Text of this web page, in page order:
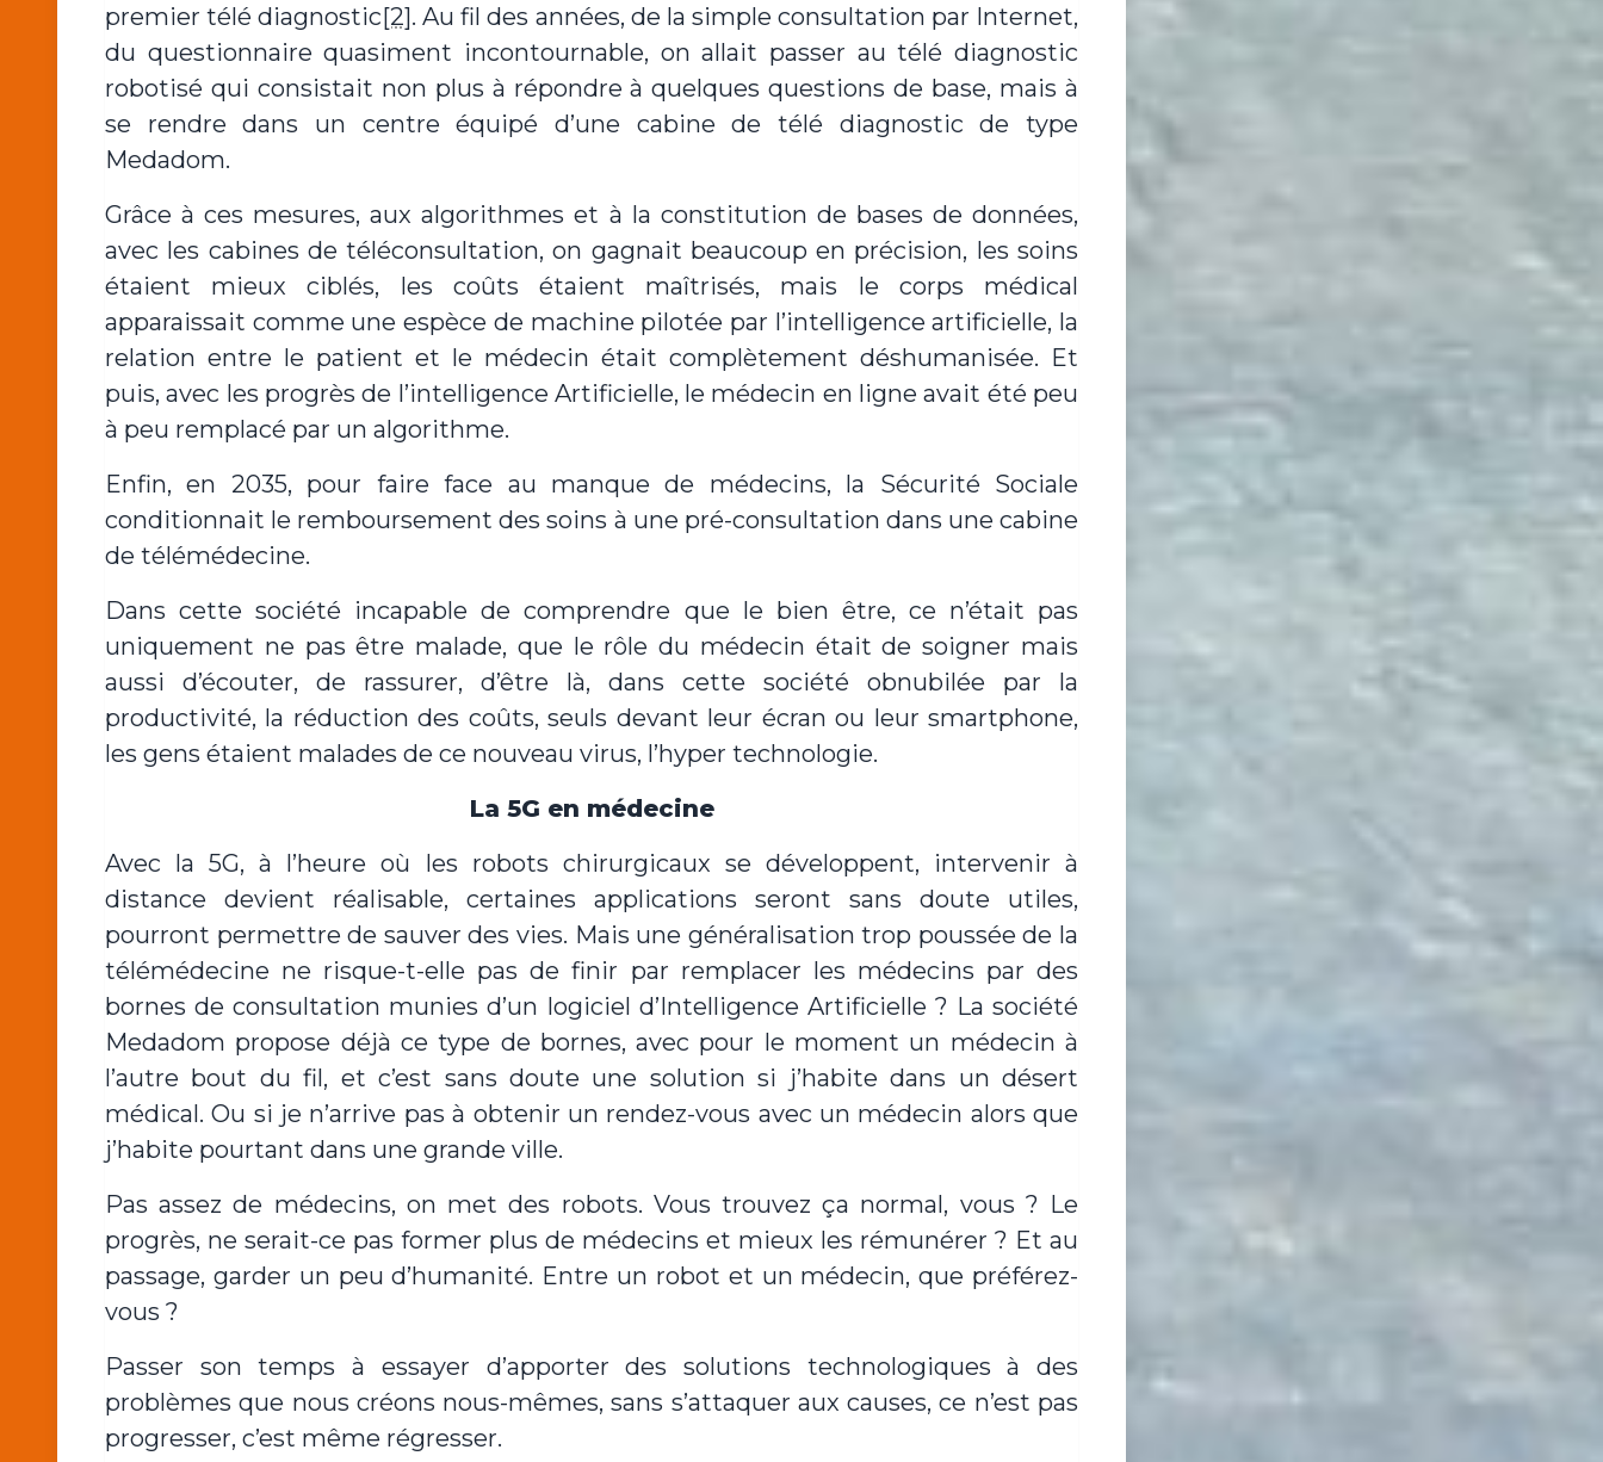
premier télé diagnostic[2]. Au fil des années, de la simple consultation par Internet,
du questionnaire quasiment incontournable, on allait passer au télé diagnostic
robotisé qui consistait non plus à répondre à quelques questions de base, mais à
se rendre dans un centre équipé d’une cabine de télé diagnostic de type
Medadom.
Grâce à ces mesures, aux algorithmes et à la constitution de bases de données,
avec les cabines de téléconsultation, on gagnait beaucoup en précision, les soins
étaient mieux ciblés, les coûts étaient maîtrisés, mais le corps médical
apparaissait comme une espèce de machine pilotée par l’intelligence artificielle, la
relation entre le patient et le médecin était complètement déshumanisée. Et
puis, avec les progrès de l’intelligence Artificielle, le médecin en ligne avait été peu
à peu remplacé par un algorithme.
Enfin, en 2035, pour faire face au manque de médecins, la Sécurité Sociale
conditionnait le remboursement des soins à une pré-consultation dans une cabine
de télémédecine.
Dans cette société incapable de comprendre que le bien être, ce n’était pas
uniquement ne pas être malade, que le rôle du médecin était de soigner mais
aussi d’écouter, de rassurer, d’être là, dans cette société obnubilée par la
productivité, la réduction des coûts, seuls devant leur écran ou leur smartphone,
les gens étaient malades de ce nouveau virus, l’hyper technologie.
La 5G en médecine
Avec la 5G, à l’heure où les robots chirurgicaux se développent, intervenir à
distance devient réalisable, certaines applications seront sans doute utiles,
pourront permettre de sauver des vies. Mais une généralisation trop poussée de la
télémédecine ne risque-t-elle pas de finir par remplacer les médecins par des
bornes de consultation munies d’un logiciel d’Intelligence Artificielle ? La société
Medadom propose déjà ce type de bornes, avec pour le moment un médecin à
l’autre bout du fil, et c’est sans doute une solution si j’habite dans un désert
médical. Ou si je n’arrive pas à obtenir un rendez-vous avec un médecin alors que
j’habite pourtant dans une grande ville.
Pas assez de médecins, on met des robots. Vous trouvez ça normal, vous ? Le
progrès, ne serait-ce pas former plus de médecins et mieux les rémunérer ? Et au
passage, garder un peu d’humanité. Entre un robot et un médecin, que préférez-
vous ?
Passer son temps à essayer d’apporter des solutions technologiques à des
problèmes que nous créons nous-mêmes, sans s’attaquer aux causes, ce n’est pas
progresser, c’est même régresser.